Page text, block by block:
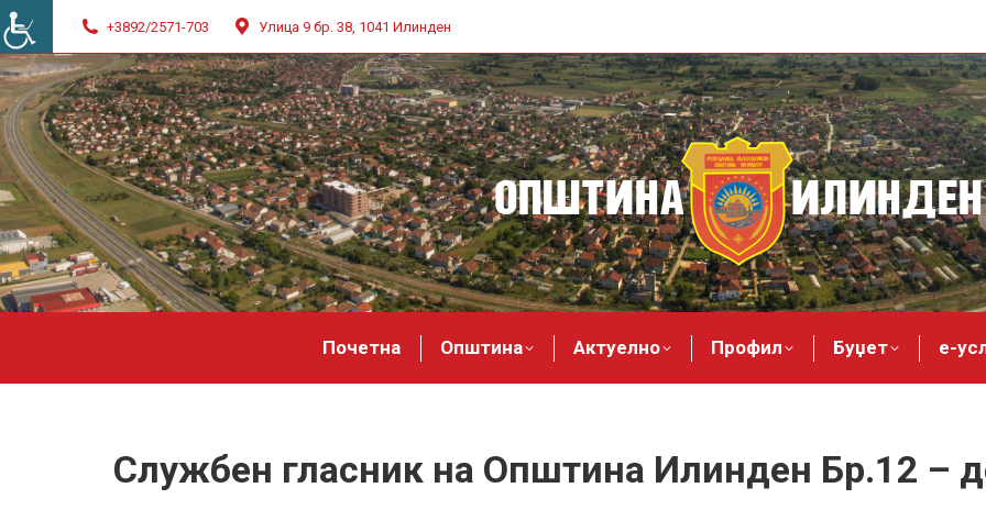
+3892/2571-703 Улица 9 бр. 38, 1041 Илинден
Почетна Општина Актуелно Профил Буџет е-
Службен гласник на Општина Илинден Бр.12 –